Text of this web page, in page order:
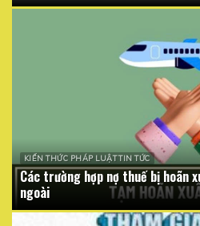
KIẾN THỨC PHÁP LUẬT TIN TỨC
Các trường hợp nợ thuế bị hoãn
ngoài